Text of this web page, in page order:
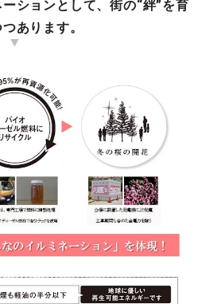
ションとして、街の“絆”を育
あります。